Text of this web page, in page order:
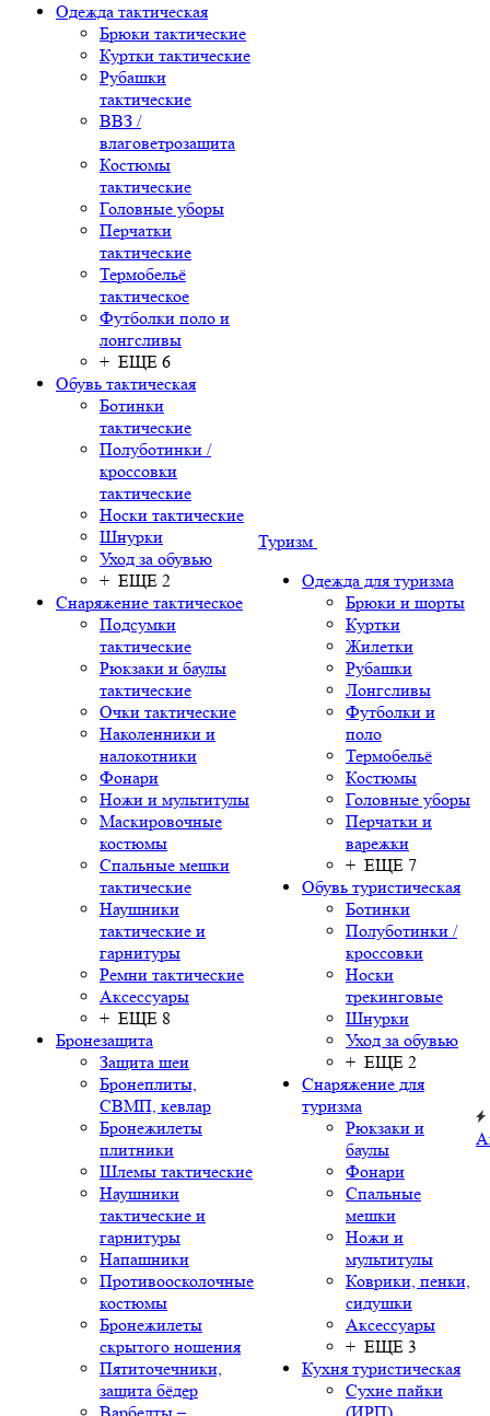
Одежда тактическая
Брюки тактические
Куртки тактические
Рубашки
тактические
ВВЗ /
влаговетрозащита
Костюмы
тактические
Головные уборы
Перчатки
тактические
Термобельё
тактическое
Футболки поло и
лонгсливы
+ ЕЩЕ 6
Обувь тактическая
Ботинки
тактические
Полуботинки /
кроссовки
тактические
Носки тактические
Шнурки
Уход за обувью
+ ЕЩЕ 2
Снаряжение тактическое
Подсумки
тактические
Рюкзаки и баулы
тактические
Очки тактические
Наколенники и
налокотники
Фонари
Ножи и мультитулы
Маскировочные
костюмы
Спальные мешки
тактические
Наушники
тактические и
гарнитуры
Ремни тактические
Аксессуары
+ ЕЩЕ 8
Бронезащита
Защита шеи
Бронеплиты,
СВМП, кевлар
Бронежилеты
плитники
Шлемы тактические
Наушники
тактические и
гарнитуры
Напашники
Противоосколочные
костюмы
Бронежилеты
скрытого ношения
Пятиточечники,
защита бёдер
Туризм
Одежда для туризма
Брюки и шорты
Куртки
Жилетки
Рубашки
Лонгсливы
Футболки и
поло
Термобельё
Костюмы
Головные уборы
Перчатки и
варежки
+ ЕЩЕ 7
Обувь туристическая
Ботинки
Полуботинки /
кроссовки
Носки
трекинговые
Шнурки
Уход за обувью
+ ЕЩЕ 2
Снаряжение для
туризма
Рюкзаки и
баулы
Фонари
Спальные
мешки
Ножи и
мультитулы
Коврики, пенки,
сидушки
Аксессуары
+ ЕЩЕ 3
Кухня туристическая
Сухие пайки